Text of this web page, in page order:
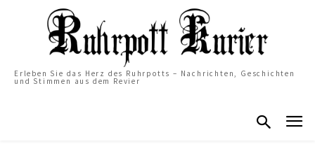
Erleben Sie das Herz des Ruhrpotts – Nachrichten, Geschichten
und Stimmen aus dem Revier